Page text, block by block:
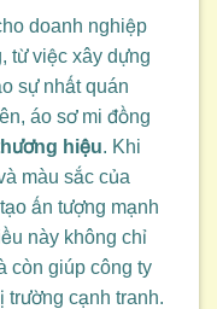
doanh nghiệp
từ việc xây dựng
sự nhất quán
áo sơ mi đồng
hiệu. Khi
màu sắc của
ấn tượng mạnh
này không chỉ
còn giúp công ty
trường cạnh tranh.